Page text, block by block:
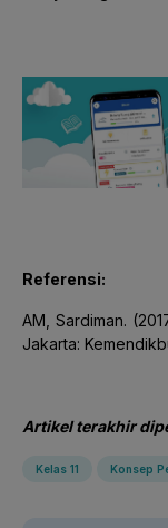
Referensi:
AM, Sardiman.
Jakarta:
Artikel terakhir
Kelas 11 Konsep